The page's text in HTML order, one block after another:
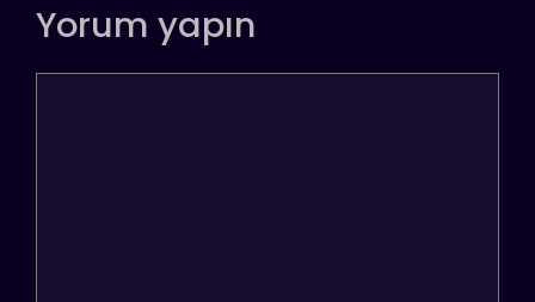
Yorum yapın